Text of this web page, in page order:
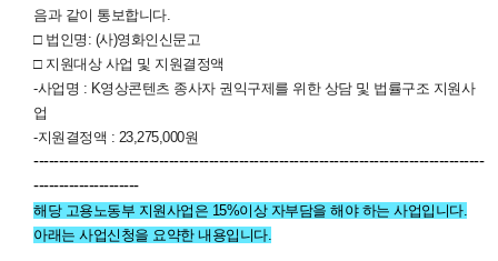
음과 같이 통보합니다.
□ 법인명: (사)영화인신문고
□ 지원대상 사업 및 지원결정액
-사업명 : K영상콘텐츠 종사자 권익구제를 위한 상담 및 법률구조 지원사
업
-지원결정액 : 23,275,000원
------------------------------------------------------------------------------------------
---------------------
해당 고용노동부 지원사업은 15%이상 자부담을 해야 하는 사업입니다.
아래는 사업신청을 요약한 내용입니다.